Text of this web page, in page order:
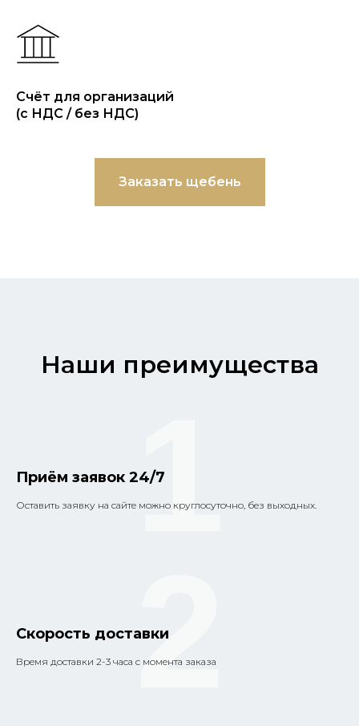
Счёт для организаций
(с НДС / без НДС)
Заказать щебень
Наши преимущества
Приём заявок 24/7
Оставить заявку на сайте можно круглосуточно, без выходных.
1
Скорость доставки
Время доставки 2-3 часа с момента заказа
2